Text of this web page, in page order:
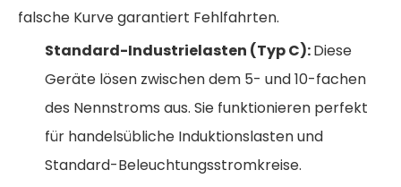
falsche Kurve garantiert Fehlfahrten.
Standard-Industrielasten (Typ C):Diese
Geräte lösen zwischen dem 5- und 10-fachen
des Nennstroms aus. Sie funktionieren perfekt
für handelsübliche Induktionslasten und
Standard-Beleuchtungsstromkreise.